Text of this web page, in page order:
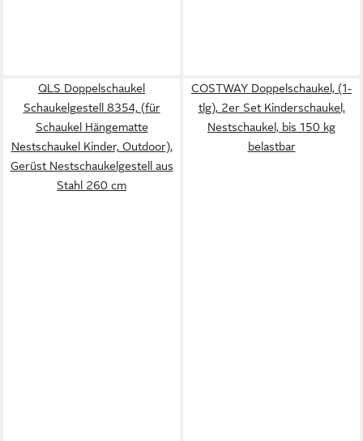
QLS Doppelschaukel
Schaukelgestell 8354, (für
Schaukel Hängematte
Nestschaukel Kinder, Outdoor),
Gerüst Nestschaukelgestell aus
Stahl 260 cm
COSTWAY Doppelschaukel, (1-
tlg), 2er Set Kinderschaukel,
Nestschaukel, bis 150 kg
belastbar